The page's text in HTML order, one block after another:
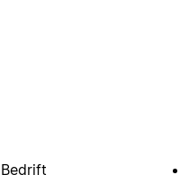
Bedrift